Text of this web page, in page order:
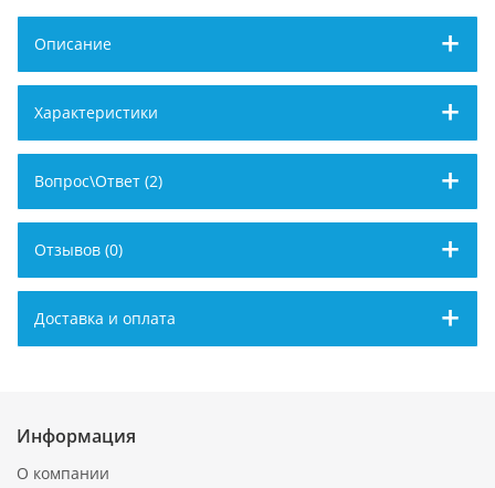
Описание
Характеристики
Вопрос\Ответ (2)
Отзывов (0)
Доставка и оплата
Информация
О компании